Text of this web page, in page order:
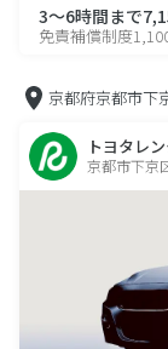
3～6時間まで
免責補償制度
京都府京都市下
トヨタレ
京都市下京